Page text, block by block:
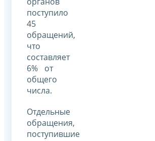
поступило
45
обращений,
что
составляет
6% от
общего
числа.
Отдельные
обращения,
поступившие